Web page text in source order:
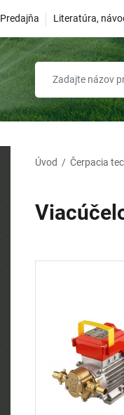
Predajňa Literatúra,
Úvod / Čerpacia